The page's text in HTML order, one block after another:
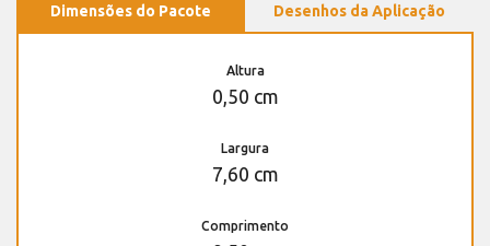
Dimensões do Pacote Desenhos da Aplicação
Altura
0,50 cm
Largura
7,60 cm
Comprimento